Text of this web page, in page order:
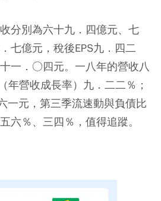
分別為六十九．四億元、七
七億元，稅後EPS九．四二
一．○四元。一八年的營收八
年營收成長率）九．二二％；
一元，第三季流速動與負債比
六％、三四％，值得追蹤。